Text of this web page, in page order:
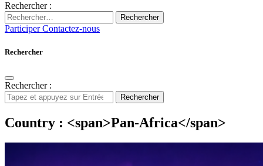
Rechercher :
Rechercher
ParticiperContactez-nous
Rechercher
Rechercher :
Rechercher
Country : <span>Pan-Africa</span>